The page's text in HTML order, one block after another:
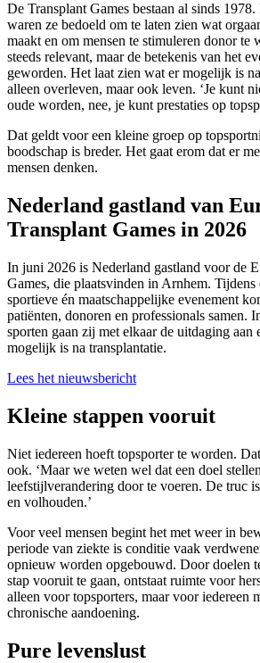
De Transplant Games bestaan al sinds 1978.
waren ze bedoeld om te laten zien wat
maakt en om mensen te stimuleren donor te
steeds relevant, maar de betekenis van het
geworden. Het laat zien wat er mogelijk is
alleen overleven, maar ook leven. ‘Je kunt
oude worden, nee, je kunt prestaties op
Dat geldt voor een kleine groep op
boodschap is breder. Het gaat erom dat er
mensen denken.
Nederland gastland van
Transplant Games in 2026
In juni 2026 is Nederland gastland voor de
Games, die plaatsvinden in Arnhem.
sportieve én maatschappelijke evenement
patiënten, donoren en professionals samen.
sporten gaan zij met elkaar de uitdaging aan
mogelijk is na transplantatie.
Lees het nieuwsbericht
Kleine stappen vooruit
Niet iedereen hoeft topsporter te worden.
ook. ‘Maar we weten wel dat een doel
leefstijlverandering door te voeren. De truc
en volhouden.’
Voor veel mensen begint het met weer in
periode van ziekte is conditie vaak
opnieuw worden opgebouwd. Door doelen
stap vooruit te gaan, ontstaat ruimte voor
alleen voor topsporters, maar voor iedereen
chronische aandoening.
Pure levenslust